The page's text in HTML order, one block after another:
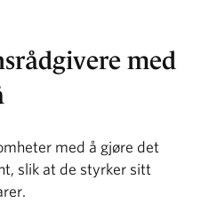
med
med å gjøre det
slik at de styrker sitt